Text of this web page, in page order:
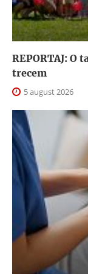
REPORTAJ: O
trecem
5 august 2026